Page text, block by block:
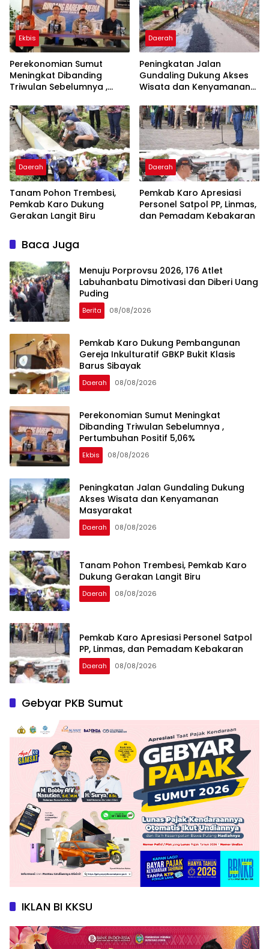
Ekbis
Perekonomian Sumut
Meningkat Dibanding
Triwulan Sebelumnya ,
Daerah
Peningkatan Jalan
Gundaling Dukung Akses
Wisata dan Kenyamanan
Daerah
Tanam Pohon Trembesi,
Pemkab Karo Dukung
Gerakan Langit Biru
Daerah
Pemkab Karo Apresiasi
Personel Satpol PP, Linmas,
dan Pemadam Kebakaran
Baca Juga
Menuju Porprovsu 2026, 176 Atlet
Labuhanbatu Dimotivasi dan Diberi Uang
Puding
Berita 08/08/2026
Pemkab Karo Dukung Pembangunan
Gereja Inkulturatif GBKP Bukit Klasis
Barus Sibayak
Daerah 08/08/2026
Perekonomian Sumut Meningkat
Dibanding Triwulan Sebelumnya ,
Pertumbuhan Positif 5,06%
Ekbis 08/08/2026
Peningkatan Jalan Gundaling Dukung
Akses Wisata dan Kenyamanan
Masyarakat
Daerah 08/08/2026
Tanam Pohon Trembesi, Pemkab Karo
Dukung Gerakan Langit Biru
Daerah 08/08/2026
Pemkab Karo Apresiasi Personel Satpol
PP, Linmas, dan Pemadam Kebakaran
Daerah 08/08/2026
Gebyar PKB Sumut
IKLAN BI KKSU